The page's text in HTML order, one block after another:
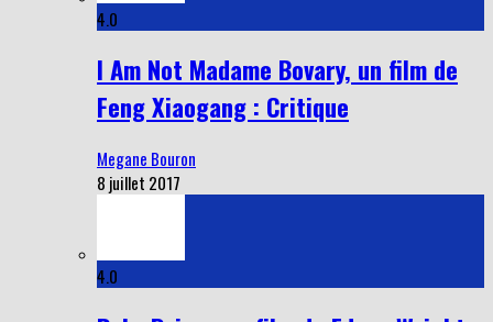
4.0
I Am Not Madame Bovary, un film de
Feng Xiaogang : Critique
Megane Bouron
8 juillet 2017
4.0